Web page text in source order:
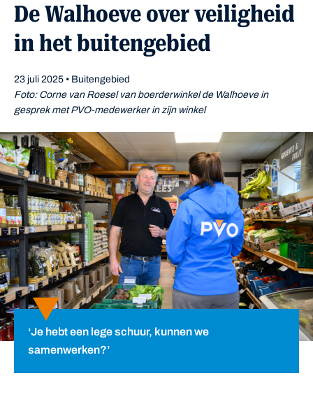
De Walhoeve over veiligheid
in het buitengebied
23 juli 2025 • Buitengebied
Foto: Corne van Roesel van boerderwinkel de Walhoeve in
gesprek met PVO-medewerker in zijn winkel
‘Je hebt een lege schuur, kunnen we
samenwerken?’